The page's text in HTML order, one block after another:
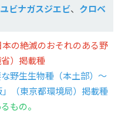
ユビナガスジエビ、 クロベ
の絶滅のおそれのある野
）掲載種
な野生生物種（本土部）～
」（東京都環境局）掲載種
もの。